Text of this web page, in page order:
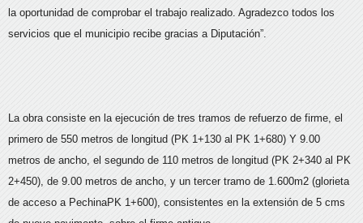
la oportunidad de comprobar el trabajo realizado. Agradezco todos los
servicios que el municipio recibe gracias a Diputación”.
La obra consiste en la ejecución de tres tramos de refuerzo de firme, el
primero de 550 metros de longitud (PK 1+130 al PK 1+680) Y 9.00
metros de ancho, el segundo de 110 metros de longitud (PK 2+340 al PK
2+450), de 9.00 metros de ancho, y un tercer tramo de 1.600m2 (glorieta
de acceso a PechinaPK 1+600), consistentes en la extensión de 5 cms